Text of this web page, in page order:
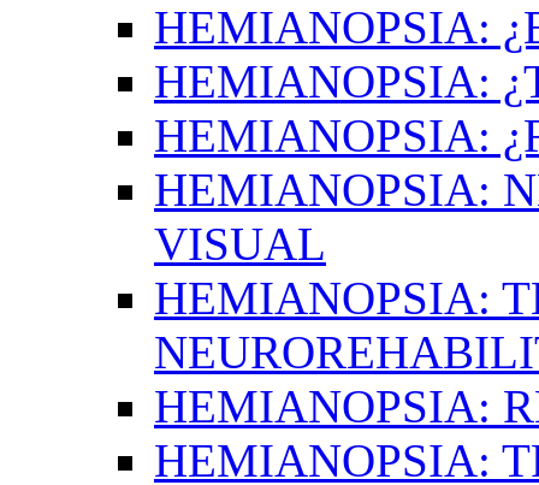
HEMIANOPSIA:
HEMIANOPSIA:
HEMIANOPSIA:
HEMIANOPSIA:
VISUAL
HEMIANOPSIA:
HEMIANOPSIA:
HEMIANOPSIA: